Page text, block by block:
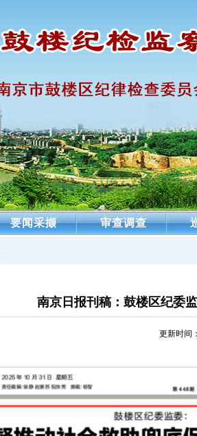
要闻采撷 审查调查
南京日报刊稿：鼓楼区纪委
更新时间